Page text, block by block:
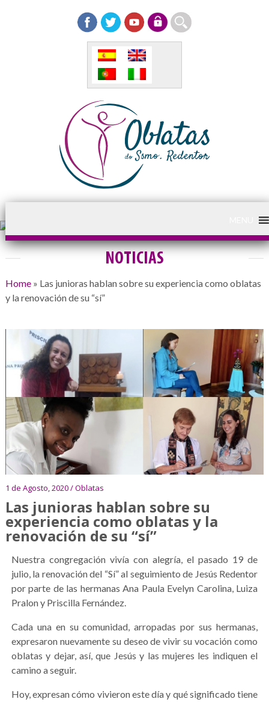
NOTICIAS
Home» Las junioras hablan sobre su experiencia como oblatas
y la renovación de su “sí”
1 de Agosto, 2020 / Oblatas
Las junioras hablan sobre su
experiencia como oblatas y la
renovación de su “sí”
Nuestra congregación vivía con alegría, el pasado 19 de
julio, la renovación del “Sí” al seguimiento de Jesús Redentor
por parte de las hermanas Ana Paula Evelyn Carolina, Luiza
Pralon y Priscilla Fernández.
Cada una en su comunidad, arropadas por sus hermanas,
expresaron nuevamente su deseo de vivir su vocación como
oblatas y dejar, así, que Jesús y las mujeres les indiquen el
camino a seguir.
Hoy, expresan cómo vivieron este día y qué significado tiene